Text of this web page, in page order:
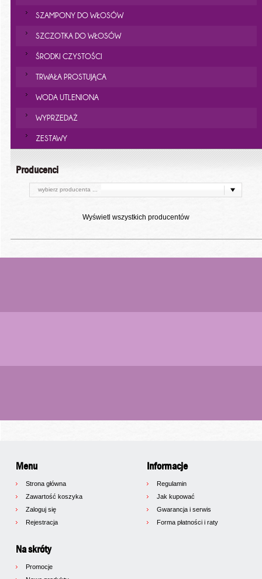
SZAMPONY DO WŁOSÓW
SZCZOTKA DO WŁOSÓW
ŚRODKI CZYSTOŚCI
TRWAŁA PROSTUJĄCA
WODA UTLENIONA
WYPRZEDAŻ
ZESTAWY
Producenci
wybierz producenta ...
Wyświetl wszystkich producentów
Menu
Strona główna
Zawartość koszyka
Zaloguj się
Rejestracja
Na skróty
Promocje
Informacje
Regulamin
Jak kupować
Gwarancja i serwis
Forma płatności i raty